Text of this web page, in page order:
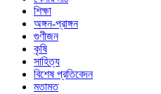
শিক্ষা
অঙ্গন-প্রাঙ্গন
গুণীজন
কৃষি
সাহিত্য
বিশেষ প্রতিবেদন
মতামত